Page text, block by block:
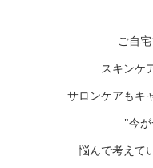
ご自
スキンケ
サロンケアもキ
"今が
悩んで考えて